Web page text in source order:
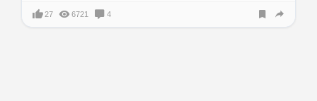
27 6721 4